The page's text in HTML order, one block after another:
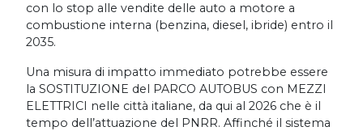
con lo stop alle vendite delle auto a motore a
combustione interna (benzina, diesel, ibride) entro il
2035.
Una misura di impatto immediato potrebbe essere
la SOSTITUZIONE del PARCO AUTOBUS con MEZZI
ELETTRICI nelle città italiane, da qui al 2026 che è il
tempo dell’attuazione del PNRR. Affinché il sistema